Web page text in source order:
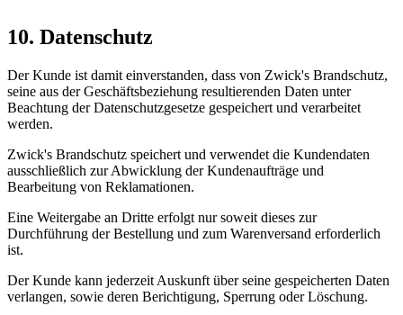
10. Datenschutz
Der Kunde ist damit einverstanden, dass von Zwick's Brandschutz,
seine aus der Geschäftsbeziehung resultierenden Daten unter
Beachtung der Datenschutzgesetze gespeichert und verarbeitet
werden.
Zwick's Brandschutz speichert und verwendet die Kundendaten
ausschließlich zur Abwicklung der Kundenaufträge und
Bearbeitung von Reklamationen.
Eine Weitergabe an Dritte erfolgt nur soweit dieses zur
Durchführung der Bestellung und zum Warenversand erforderlich
ist.
Der Kunde kann jederzeit Auskunft über seine gespeicherten Daten
verlangen, sowie deren Berichtigung, Sperrung oder Löschung.